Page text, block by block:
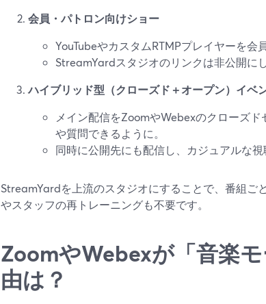
会員・パトロン向けショー
YouTubeやカスタムRTMPプレイヤーを会
StreamYardスタジオのリンクは非公開に
ハイブリッド型（クローズド＋オープン）イベ
メイン配信をZoomやWebexのクローズ
や質問できるように。
同時に公開先にも配信し、カジュアルな視
StreamYardを上流のスタジオにすることで、番組ご
やスタッフの再トレーニングも不要です。
ZoomやWebexが「音楽
由は？